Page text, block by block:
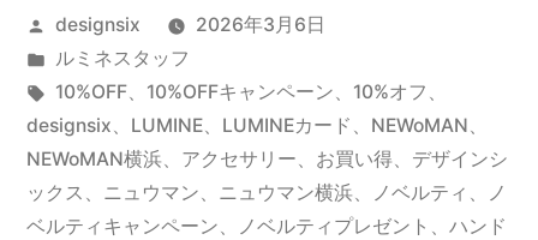
ミ
ネ
カ
ー
ド
投
稿
者:
designsix
2026年3月6日
カ
テ
ゴ
リ
ー:
ルミネスタッフ
タ
グ:
10%OFF、 10%OFFキャンペーン、 10%オフ 、
designsix、 LUMINE、 LUMINEカード 、 NEWoMAN、
NEWoMAN横浜、 アクセサリー、 お買い得、 デザインシ
ックス 、 ニュウマン、 ニュウマン横浜、 ノベルティ 、
ノ
ベルティキャンペーン、 ノベルティプレゼント 、 ハンド